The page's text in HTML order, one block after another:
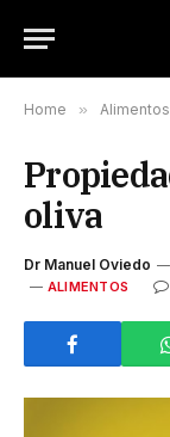
Home » Alimentos
oliva
Dr Manuel Oviedo
ALIMENTOS